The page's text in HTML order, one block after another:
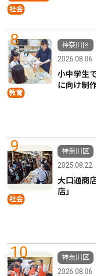
社会
8
教育
神奈川区
2026.08.06
小中学生
に向け制
9
社会
神奈川区
2025.08.22
大口通商
店」
10
神奈川区
2026.08.06